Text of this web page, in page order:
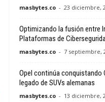
masbytes.co - 23 diciembre,
Optimizando la fusión entre
Plataformas de
masbytes.co - 7 septiembre,
Opel continúa conquistando
legado de SUVs alemanas
masbytes.co - 13 diciembre,